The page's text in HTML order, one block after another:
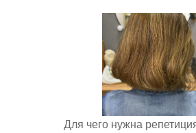
Для чего нужна